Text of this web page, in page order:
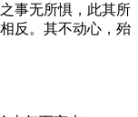
事无所惧，此其所
反。其不动心，殆